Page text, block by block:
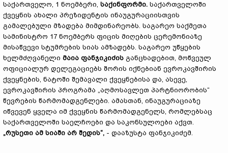
საქართველო, 1 ნოემბერი, საქინფორმი. საქართველოში
ქვეყნის ახალი პრეზიდენტის ინაუგურაციისთვის
გამალებული მზადება მიმდინარეობს. საგარეო საქმეთა
სამინისტრო 17 ნოემბერს ფიცის მიღების ცერემონიაზე
მისაწვევი სტუმრების სიას ამზადებს. საგარეო უწყების
ხელმძღვანელი მაია ფანჯიკიძის განცხადებით, მოწვეულ
ოფიციალურ დელეგაციებს შორის იქნებიან ევროკავშირის
ქვეყნების, ნატოში შემავალი ქვეყნებისა და, ასევე,
ევროკავშირის პროგრამა „აღმოსავლეთ პარტნიორობის“
წევრების წარმომადგენლები. ამასთან, ინაუგურაციაზე
იწვევენ ყველა იმ ქვეყნის წარმომადგენელს, რომლებსაც
საქართველოში საელჩოები და საკონსულოები აქვთ.
„რუსეთი ამ სიაში არ შედის“, - დააზუსტა ფანჯიკიძემ.